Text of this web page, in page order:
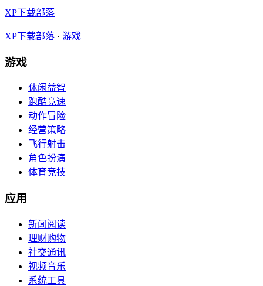
XP下载部落
XP下载部落 · 游戏
游戏
休闲益智
跑酷竞速
动作冒险
经营策略
飞行射击
角色扮演
体育竞技
应用
新闻阅读
理财购物
社交通讯
视频音乐
系统工具